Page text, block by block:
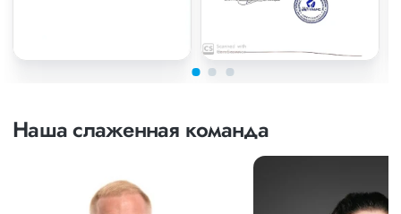
Наша слаженная команда